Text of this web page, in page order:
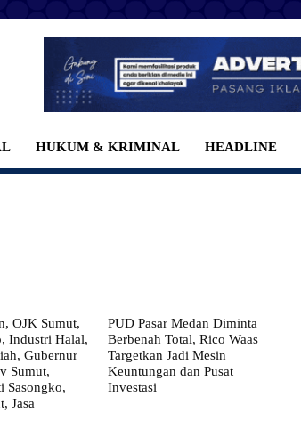
HUKUM & KRIMINAL HEADLINE
OJK Sumut,
Industri Halal,
Gubernur
Sumut,
Sasongko,
Jasa
PUD Pasar Medan Diminta
Berbenah Total, Rico Waas
Targetkan Jadi Mesin
Keuntungan dan Pusat
Investasi